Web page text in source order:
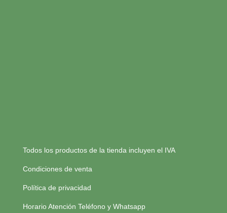
Todos los productos de la tienda incluyen el IVA
Condiciones de venta
Política de privacidad
Horario Atención Teléfono y Whatsapp